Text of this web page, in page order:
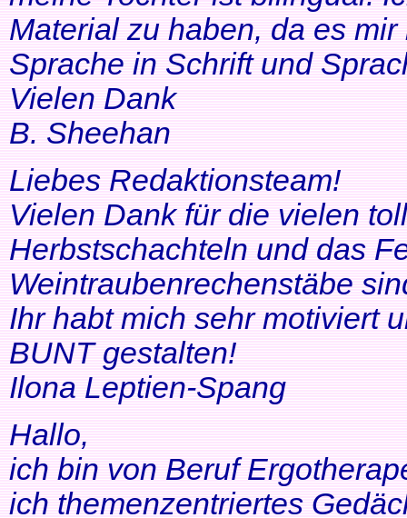
Material zu haben, da es
Sprache in Schrift und
Vielen Dank
B. Sheehan
Liebes Redaktionsteam!
Vielen Dank für die vielen
Herbstschachteln und das
Weintraubenrechenstäbe
Ihr habt mich sehr motiviert
BUNT gestalten!
Ilona Leptien-Spang
Hallo,
ich bin von Beruf
ich themenzentriertes